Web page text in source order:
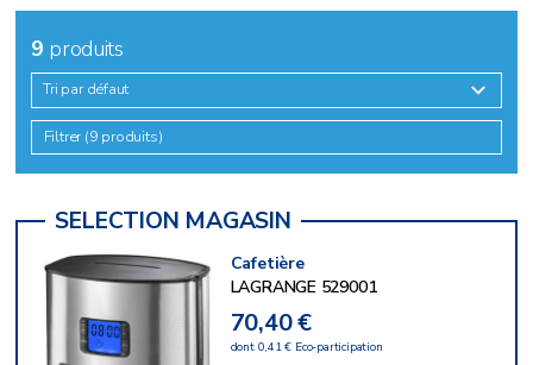
9 produits
Tri par défaut
Filtrer (9 produits)
Cafetière
LAGRANGE 529001
70,40 €
dont 0,41 € Eco-participation